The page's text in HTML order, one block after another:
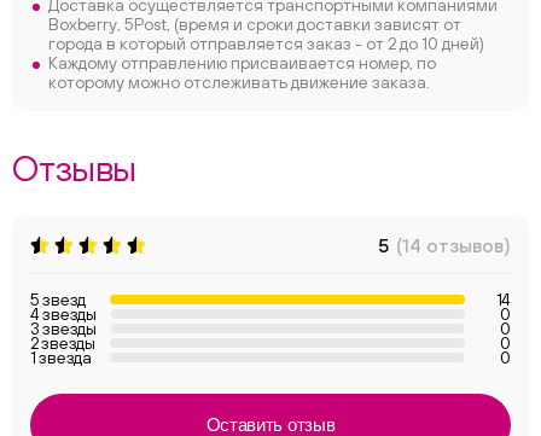
Доставка осуществляется транспортными компаниями
Boxberry, 5Post, (время и сроки доставки зависят от
города в который отправляется заказ - от 2 до 10 дней)
Каждому отправлению присваивается номер, по
которому можно отслеживать движение заказа.
Отзывы
5 (14 отзывов)
5 звезд 14
4 звезды 0
3 звезды 0
2 звезды 0
1 звезда 0
Оставить отзыв